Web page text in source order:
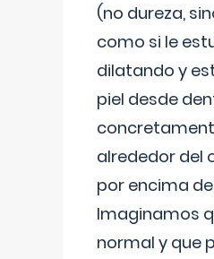
(no dureza,
como si le
dilatando y
piel desde
alrededor del
por encima
Imaginamos
normal y que